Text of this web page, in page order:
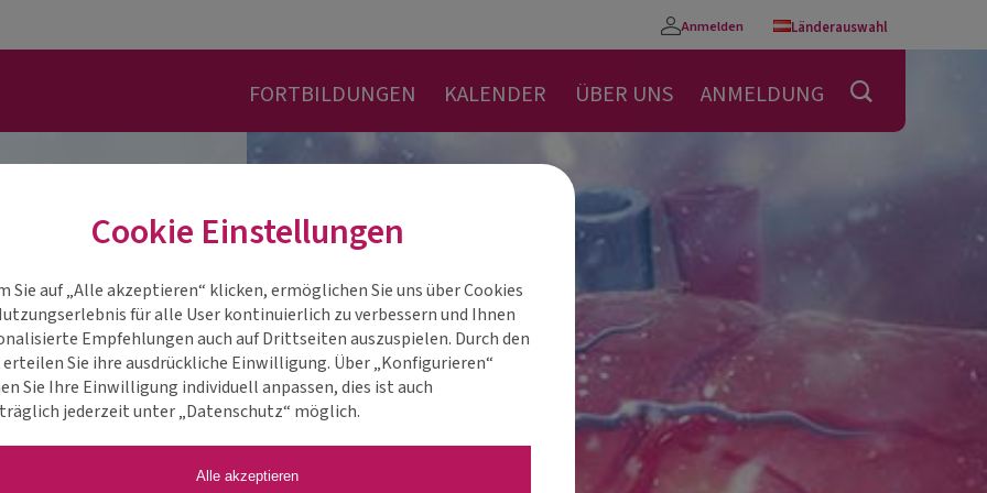
Anmelden
Konto
Länderauswahl
FORTBILDUNGEN KALENDER ÜBER UNS ANMELDUNG
Cookie Einstellungen
Sie auf „Alle akzeptieren“ klicken, ermöglichen Sie uns über Cookies
für alle User kontinuierlich zu verbessern und Ihnen
Empfehlungen auch auf Drittseiten auszuspielen. Durch den
Sie ihre ausdrückliche Einwilligung. Über „Konfigurieren“
Sie Ihre Einwilligung individuell anpassen, dies ist auch
jederzeit unter „Datenschutz“ möglich.
Alle akzeptieren